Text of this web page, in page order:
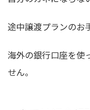
途中譲渡プランのお
海外の銀行口座を使
せん。